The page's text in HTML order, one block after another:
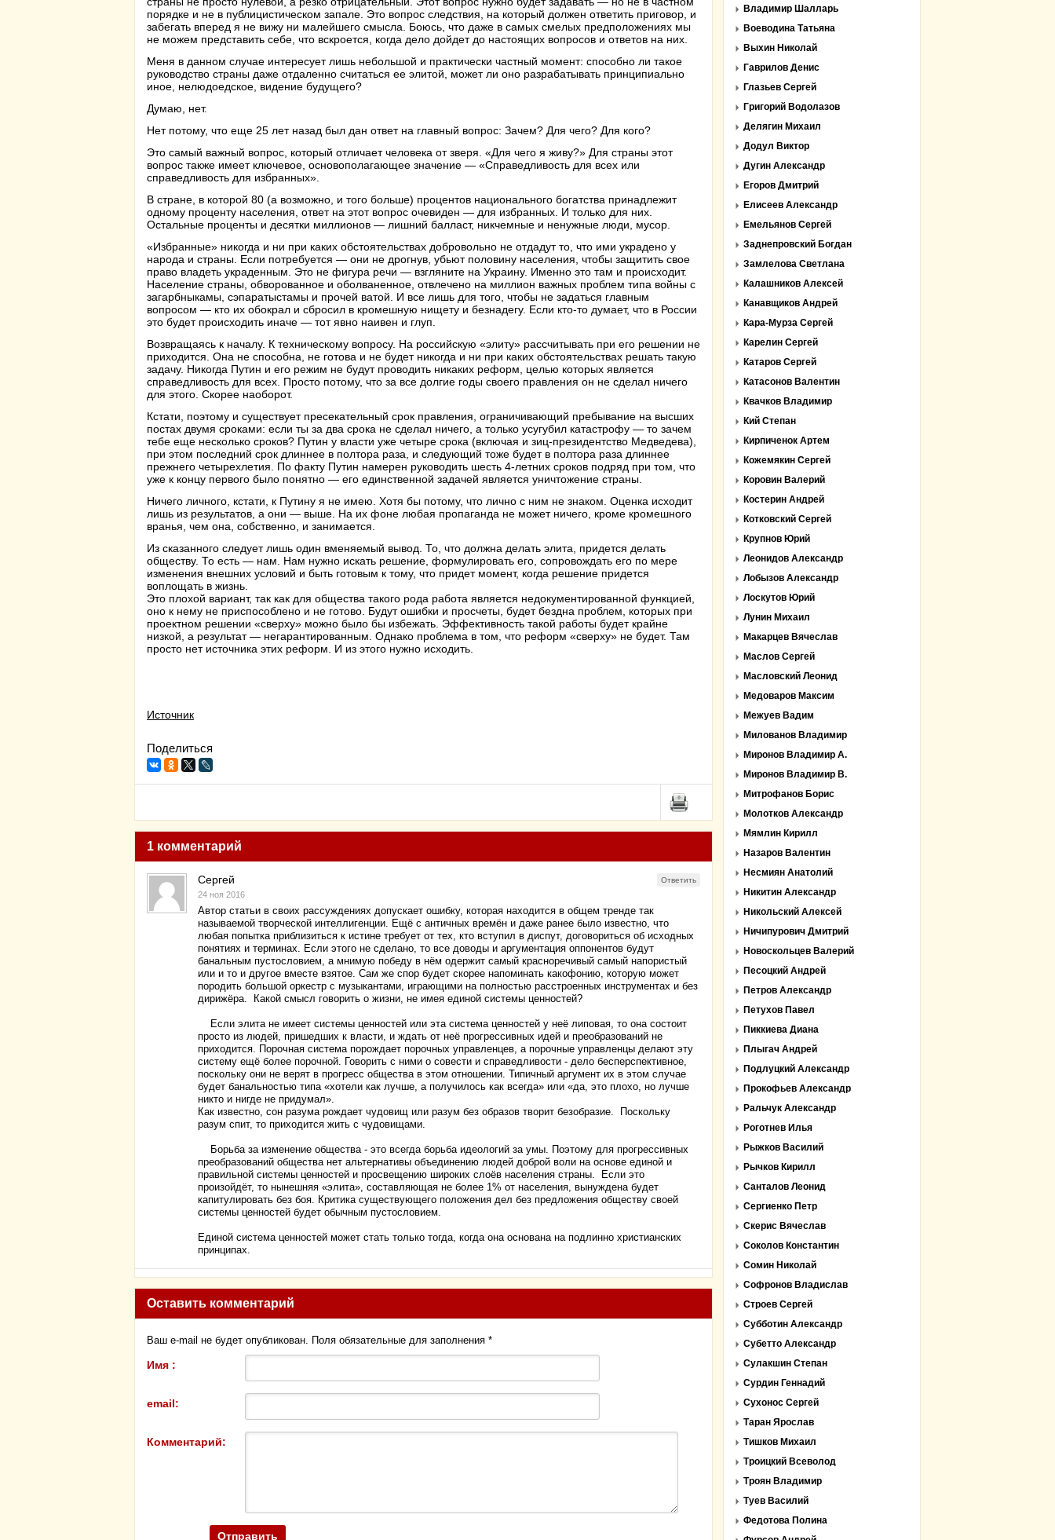
порядке и не в публицистическом запале. Это вопрос следствия, на который должен ответить приговор, и
забегать вперед я не вижу ни малейшего смысла. Боюсь, что даже в самых смелых предположениях мы
не можем представить себе, что вскроется, когда дело дойдет до настоящих вопросов и ответов на них.
Меня в данном случае интересует лишь небольшой и практически частный момент: способно ли такое
руководство страны даже отдаленно считаться ее элитой, может ли оно разрабатывать принципиально
иное, нелюдоедское, видение будущего?
Думаю, нет.
Нет потому, что еще 25 лет назад был дан ответ на главный вопрос: Зачем? Для чего? Для кого?
Это самый важный вопрос, который отличает человека от зверя. «Для чего я живу?» Для страны этот
вопрос также имеет ключевое, основополагающее значение — «Справедливость для всех или
справедливость для избранных».
В стране, в которой 80 (а возможно, и того больше) процентов национального богатства принадлежит
одному проценту населения, ответ на этот вопрос очевиден — для избранных. И только для них.
Остальные проценты и десятки миллионов — лишний балласт, никчемные и ненужные люди, мусор.
«Избранные» никогда и ни при каких обстоятельствах добровольно не отдадут то, что ими украдено у
народа и страны. Если потребуется — они не дрогнув, убьют половину населения, чтобы защитить свое
право владеть украденным. Это не фигура речи — взгляните на Украину. Именно это там и происходит.
Население страны, обворованное и оболваненное, отвлечено на миллион важных проблем типа войны с
загарбныкамы, сэпаратыстамы и прочей ватой. И все лишь для того, чтобы не задаться главным
вопросом — кто их обокрал и сбросил в кромешную нищету и безнадегу. Если кто-то думает, что в России
это будет происходить иначе — тот явно наивен и глуп.
Возвращаясь к началу. К техническому вопросу. На российскую «элиту» рассчитывать при его решении не
приходится. Она не способна, не готова и не будет никогда и ни при каких обстоятельствах решать такую
задачу. Никогда Путин и его режим не будут проводить никаких реформ, целью которых является
справедливость для всех. Просто потому, что за все долгие годы своего правления он не сделал ничего
для этого. Скорее наоборот.
Кстати, поэтому и существует пресекательный срок правления, ограничивающий пребывание на высших
постах двумя сроками: если ты за два срока не сделал ничего, а только усугубил катастрофу — то зачем
тебе еще несколько сроков? Путин у власти уже четыре срока (включая и зиц-президентство Медведева),
при этом последний срок длиннее в полтора раза, и следующий тоже будет в полтора раза длиннее
прежнего четырехлетия. По факту Путин намерен руководить шесть 4-летних сроков подряд при том, что
уже к концу первого было понятно — его единственной задачей является уничтожение страны.
Ничего личного, кстати, к Путину я не имею. Хотя бы потому, что лично с ним не знаком. Оценка исходит
лишь из результатов, а они — выше. На их фоне любая пропаганда не может ничего, кроме кромешного
вранья, чем она, собственно, и занимается.
Из сказанного следует лишь один вменяемый вывод. То, что должна делать элита, придется делать
обществу. То есть — нам. Нам нужно искать решение, формулировать его, сопровождать его по мере
изменения внешних условий и быть готовым к тому, что придет момент, когда решение придется
воплощать в жизнь.
Это плохой вариант, так как для общества такого рода работа является недокументированной функцией,
оно к нему не приспособлено и не готово. Будут ошибки и просчеты, будет бездна проблем, которых при
проектном решении «сверху» можно было бы избежать. Эффективность такой работы будет крайне
низкой, а результат — негарантированным. Однако проблема в том, что реформ «сверху» не будет. Там
просто нет источника этих реформ. И из этого нужно исходить.
Источник
Поделиться
1 комментарий
Сергей
24 ноя 2016
Ответить
Автор статьи в своих рассуждениях допускает ошибку, которая находится в общем тренде так
называемой творческой интеллигенции. Ещё с античных времён и даже ранее было известно, что
любая попытка приблизиться к истине требует от тех, кто вступил в диспут, договориться об исходных
понятиях и терминах. Если этого не сделано, то все доводы и аргументация оппонентов будут
банальным пустословием, а мнимую победу в нём одержит самый красноречивый самый напористый
или и то и другое вместе взятое. Сам же спор будет скорее напоминать какофонию, которую может
породить большой оркестр с музыкантами, играющими на полностью расстроенных инструментах и без
дирижёра. Какой смысл говорить о жизни, не имея единой системы ценностей?
Если элита не имеет системы ценностей или эта система ценностей у неё липовая, то она состоит
просто из людей, пришедших к власти, и ждать от неё прогрессивных идей и преобразований не
приходится. Порочная система порождает порочных управленцев, а порочные управленцы делают эту
систему ещё более порочной. Говорить с ними о совести и справедливости - дело бесперспективное,
поскольку они не верят в прогресс общества в этом отношении. Типичный аргумент их в этом случае
будет банальностью типа «хотели как лучше, а получилось как всегда» или «да, это плохо, но лучше
никто и нигде не придумал».
Как известно, сон разума рождает чудовищ или разум без образов творит безобразие. Поскольку
разум спит, то приходится жить с чудовищами.
Борьба за изменение общества - это всегда борьба идеологий за умы. Поэтому для прогрессивных
преобразований общества нет альтернативы объединению людей доброй воли на основе единой и
правильной системы ценностей и просвещению широких слоёв населения страны. Если это
произойдёт, то нынешняя «элита», составляющая не более 1% от населения, вынуждена будет
капитулировать без боя. Критика существующего положения дел без предложения обществу своей
системы ценностей будет обычным пустословием.
Единой система ценностей может стать только тогда, когда она основана на подлинно христианских
принципах.
Оставить комментарий
Ваш e-mail не будет опубликован. Поля обязательные для заполнения *
Имя :
email:
Комментарий:
Владимир Шалларь
Воеводина Татьяна
Выхин Николай
Гаврилов Денис
Глазьев Сергей
Григорий Водолазов
Делягин Михаил
Додул Виктор
Дугин Александр
Егоров Дмитрий
Елисеев Александр
Емельянов Сергей
Заднепровский Богдан
Замлелова Светлана
Калашников Алексей
Канавщиков Андрей
Кара-Мурза Сергей
Карелин Сергей
Катаров Сергей
Катасонов Валентин
Квачков Владимир
Кий Степан
Кирпиченок Артем
Кожемякин Сергей
Коровин Валерий
Костерин Андрей
Котковский Сергей
Крупнов Юрий
Леонидов Александр
Лобызов Александр
Лоскутов Юрий
Лунин Михаил
Макарцев Вячеслав
Маслов Сергей
Масловский Леонид
Медоваров Максим
Межуев Вадим
Милованов Владимир
Миронов Владимир А.
Миронов Владимир В.
Митрофанов Борис
Молотков Александр
Мямлин Кирилл
Назаров Валентин
Несмиян Анатолий
Никитин Александр
Никольский Алексей
Ничипурович Дмитрий
Новоскольцев Валерий
Песоцкий Андрей
Петров Александр
Петухов Павел
Пиккиева Диана
Плыгач Андрей
Подлуцкий Александр
Прокофьев Александр
Ральчук Александр
Роготнев Илья
Рыжков Василий
Рычков Кирилл
Санталов Леонид
Сергиенко Петр
Скерис Вячеслав
Соколов Константин
Сомин Николай
Софронов Владислав
Строев Сергей
Субботин Александр
Субетто Александр
Сулакшин Степан
Сурдин Геннадий
Сухонос Сергей
Таран Ярослав
Тишков Михаил
Троицкий Всеволод
Троян Владимир
Туев Василий
Федотова Полина